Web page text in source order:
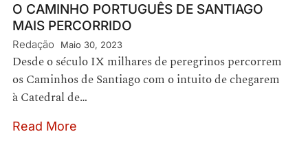
O CAMINHO PORTUGUÊS DE SANTIAGO
MAIS PERCORRIDO
Redação Maio 30, 2023
Desde o século IX milhares de peregrinos percorrem
os Caminhos de Santiago com o intuito de chegarem
à Catedral de…
Read More